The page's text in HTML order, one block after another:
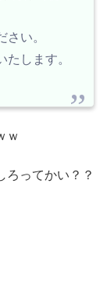
い。
します。
ｗ
ろってかい？？